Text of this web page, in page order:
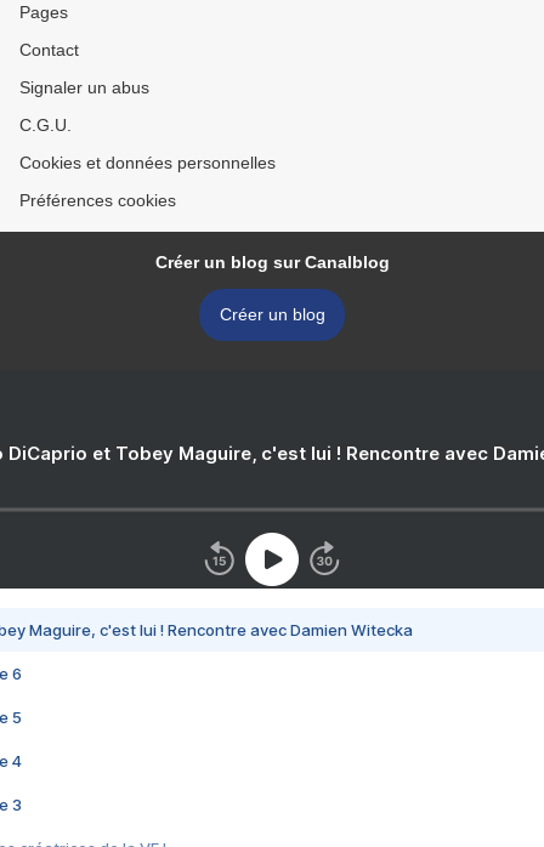
Pages
Contact
Signaler un abus
C.G.U.
Cookies et données personnelles
Préférences cookies
Créer un blog sur Canalblog
Créer un blog
DiCaprio et Tobey Maguire, c'est lui ! Rencontre avec
Maguire, c'est lui ! Rencontre avec Damien Witecka
6
5
4
3